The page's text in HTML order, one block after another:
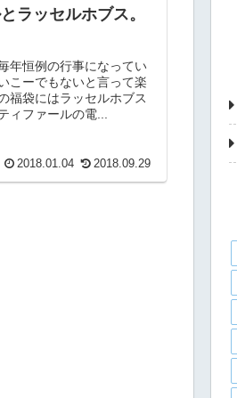
ラッセルホブス。
年恒例の行事になってい
こーでもないと言って楽
福袋にはラッセルホブス
ィファールの電...
2018.01.04 2018.09.29